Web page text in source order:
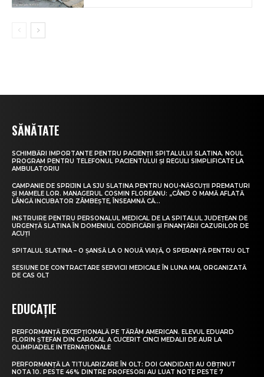
SĂNĂTATE
SCHIMBĂRI IMPORTANTE PENTRU PACIENȚII SPITALULUI SLATINA. NOUL
PROGRAM PENTRU TELEFONUL PACIENTULUI ȘI REGULI SIMPLIFICATE LA
AMBULATORIU
CAMPANIE DE SPRIJIN LA SJU SLATINA PENTRU NOU-NĂSCUȚII PREMATURI
ȘI MAMELE LOR. MANAGERUL COSMIN FLOREANU: „CÂND O MAMĂ AFLATĂ
LÂNGĂ INCUBATOR ZÂMBEȘTE, ÎNSEAMNĂ CĂ...
INSTRUIRE PENTRU PERSONALUL MEDICAL DE LA SPITALUL JUDEȚEAN DE
URGENȚĂ SLATINA ÎN DOMENIUL CODIFICĂRII ȘI FINANȚĂRII CAZURILOR DE
ACUȚI
SPITALUL SLATINA – O ȘANSĂ LA O NOUĂ VIAȚĂ, O SPERANȚĂ PENTRU OLT
SESIUNE DE CONTRACTARE SERVICII MEDICALE ÎN LUNA MAI, ORGANIZATĂ
DE CAS OLT
EDUCAȚIE
PERFORMANȚĂ EXCEPȚIONALĂ PE TĂRÂM AMERICAN. ELEVUL EDUARD
FLORIN ȘTEFAN DIN CARACAL A CUCERIT CINCI MEDALII DE AUR LA
OLIMPIADELE INTERNAȚIONALE
PERFORMANȚĂ LA TITULARIZARE ÎN OLT: DOI CANDIDAȚI AU OBȚINUT
NOTA 10. PESTE 46% DINTRE PROFESORI AU LUAT NOTE PESTE 7